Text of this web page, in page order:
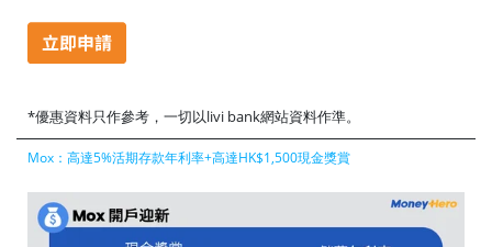
*優惠資料只作參考，一切以livi bank網站資料作準。
Mox：高達5%活期存款年利率+高達HK$1,500現金獎賞